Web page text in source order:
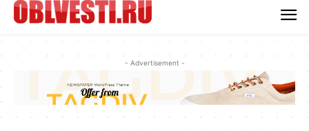
- Advertisement -